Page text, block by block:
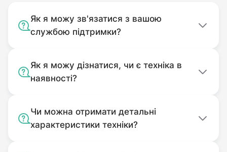
Як я можу зв'язатися з вашою
службою підтримки?
Як я можу дізнатися, чи є техніка в
наявності?
Чи можна отримати детальні
характеристики техніки?